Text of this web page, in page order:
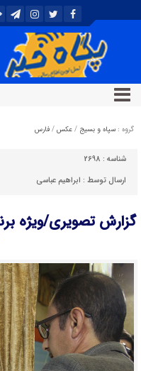
گروه : سپاه و بسیج / عکس / فارس
شناسه : 2698
ارسال توسط : ابراهیم عباسی
گزارش تصویری/ویژه